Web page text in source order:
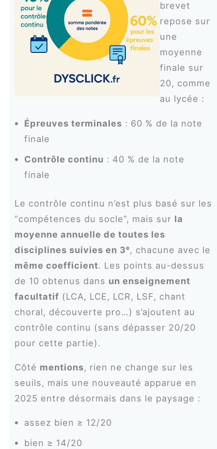
brevet
repose sur
une
moyenne
finale sur
20, comme
au lycée :
Épreuves terminales : 60 % de la note
finale
Contrôle continu : 40 % de la note
finale
Le contrôle continu n’est plus basé sur les
“compétences du socle”, mais sur la
moyenne annuelle de toutes les
disciplines suivies en 3ᵉ, chacune avec le
même coefficient. Les points au-dessus
de 10 obtenus dans un enseignement
facultatif (LCA, LCE, LCR, LSF, chant
choral, découverte pro…) s’ajoutent au
contrôle continu (sans dépasser 20/20
pour cette partie).
Côté mentions, rien ne change sur les
seuils, mais une nouveauté apparue en
2025 entre désormais dans le paysage :
assez bien ≥ 12/20
bien ≥ 14/20